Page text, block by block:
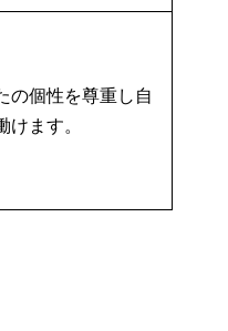
の個性を尊重し自
ます。